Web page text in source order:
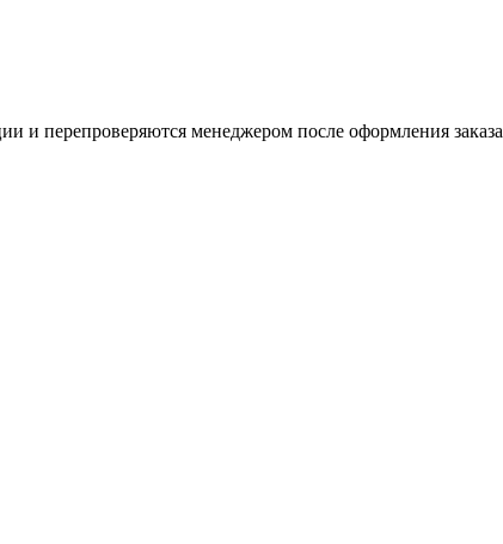
и перепроверяются менеджером после оформления заказа